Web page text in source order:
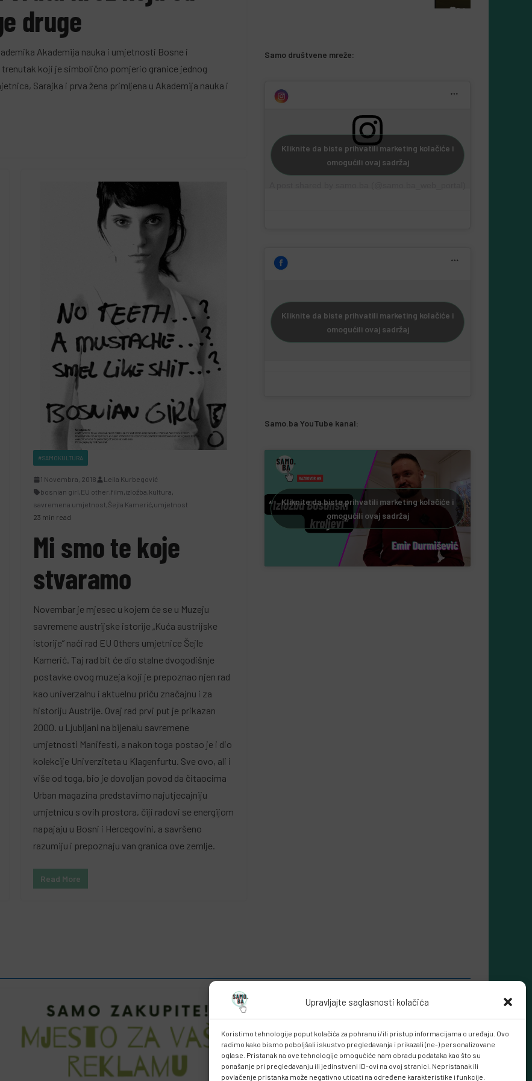
Upravljajte saglasnosti kolačića
Koristimo tehnologije poput kolačića za pohranu i/ili pristup informacijama o uređaju. Ovo
radimo kako bismo poboljšali iskustvo pregledavanja i prikazali (ne-) personalizovane
oglase. Pristanak na ove tehnologije omogućiće nam obradu podataka kao što su
ponašanje pri pregledavanju ili jedinstveni ID-ovi na ovoj stranici. Nepristanak ili
povlačenje pristanka može negativno uticati na određene karakteristike i funkcije.
druge
Akademija nauka i umjetnosti Bosne i
koji je simbolično pomjerio granice jednog
Sarajka i prva žena primljena u Akademija nauka i
#SAMOKULTURA
1 Novembra, 2018
Leila Kurbegović
bosnian girl,EU other,film,izložba,kultura,
savremena umjetnost,Šejla Kamerić,umjetnost
23 min read
Mi smo te koje
stvaramo
Novembar je mjesec u kojem će se u Muzeju
savremene austrijske istorije „Kuća austrijske
istorije” naći rad EU Others umjetnice Šejle
Kamerić. Taj rad bit će dio stalne dvogodišnje
postavke ovog muzeja koji je prepoznao njen rad
kao univerzalnu i aktuelnu priču značajnu i za
historiju Austrije. Ovaj rad prvi put je prikazan
2000. u Ljubljani na bijenalu savremene
umjetnosti Manifesti, a nakon toga postao je i dio
kolekcije Univerziteta u Klagenfurtu. Sve ovo, ali i
više od toga, bio je dovoljan povod da čitaocima
Urban magazina predstavimo najutjecajniju
umjetnicu s ovih prostora, čiji radovi se energijom
napajaju u Bosni i Hercegovini, a savršeno
razumiju i prepoznaju van granica ove zemlje.
Read More
Kliknite da biste prihvatili marketing kolačiće i
Kliknite da biste prihvatili marketing kolačiće i
Kliknite da biste prihvatili marketing kolačiće i
omogućili ovaj sadržaj